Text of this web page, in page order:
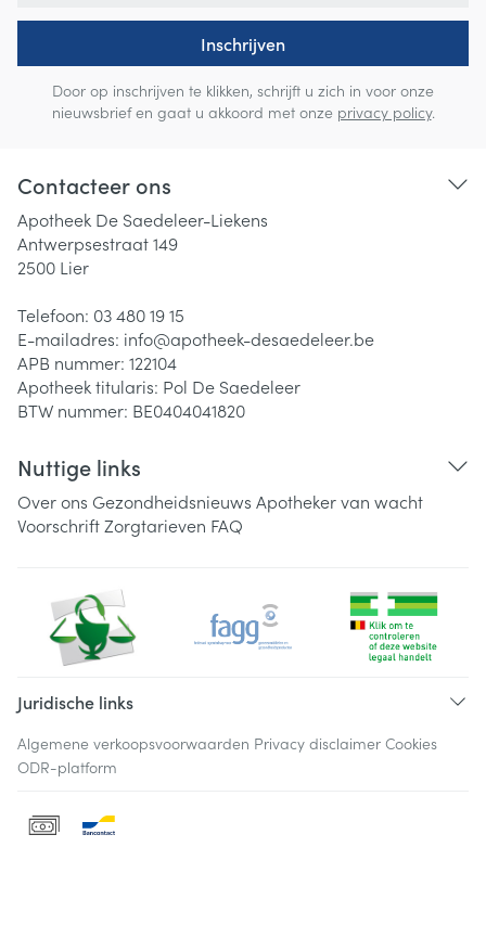
Inschrijven
Door op inschrijven te klikken, schrijft u zich in voor onze
nieuwsbrief en gaat u akkoord met onze privacy policy.
Contacteer ons
Apotheek De Saedeleer-Liekens
Antwerpsestraat 149
2500 Lier
Telefoon: 03 480 19 15
E-mailadres: info@apotheek-desaedeleer.be
APB nummer: 122104
Apotheek titularis: Pol De Saedeleer
BTW nummer: BE0404041820
Nuttige links
Over ons Gezondheidsnieuws Apotheker van wacht
VoorschriftZorgtarieven FAQ
Juridische links
Algemene verkoopsvoorwaarden Privacy disclaimer Cookies
ODR-platform